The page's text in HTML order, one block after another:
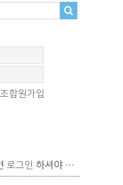
조합원가입
로그인 하셔야 합니다.